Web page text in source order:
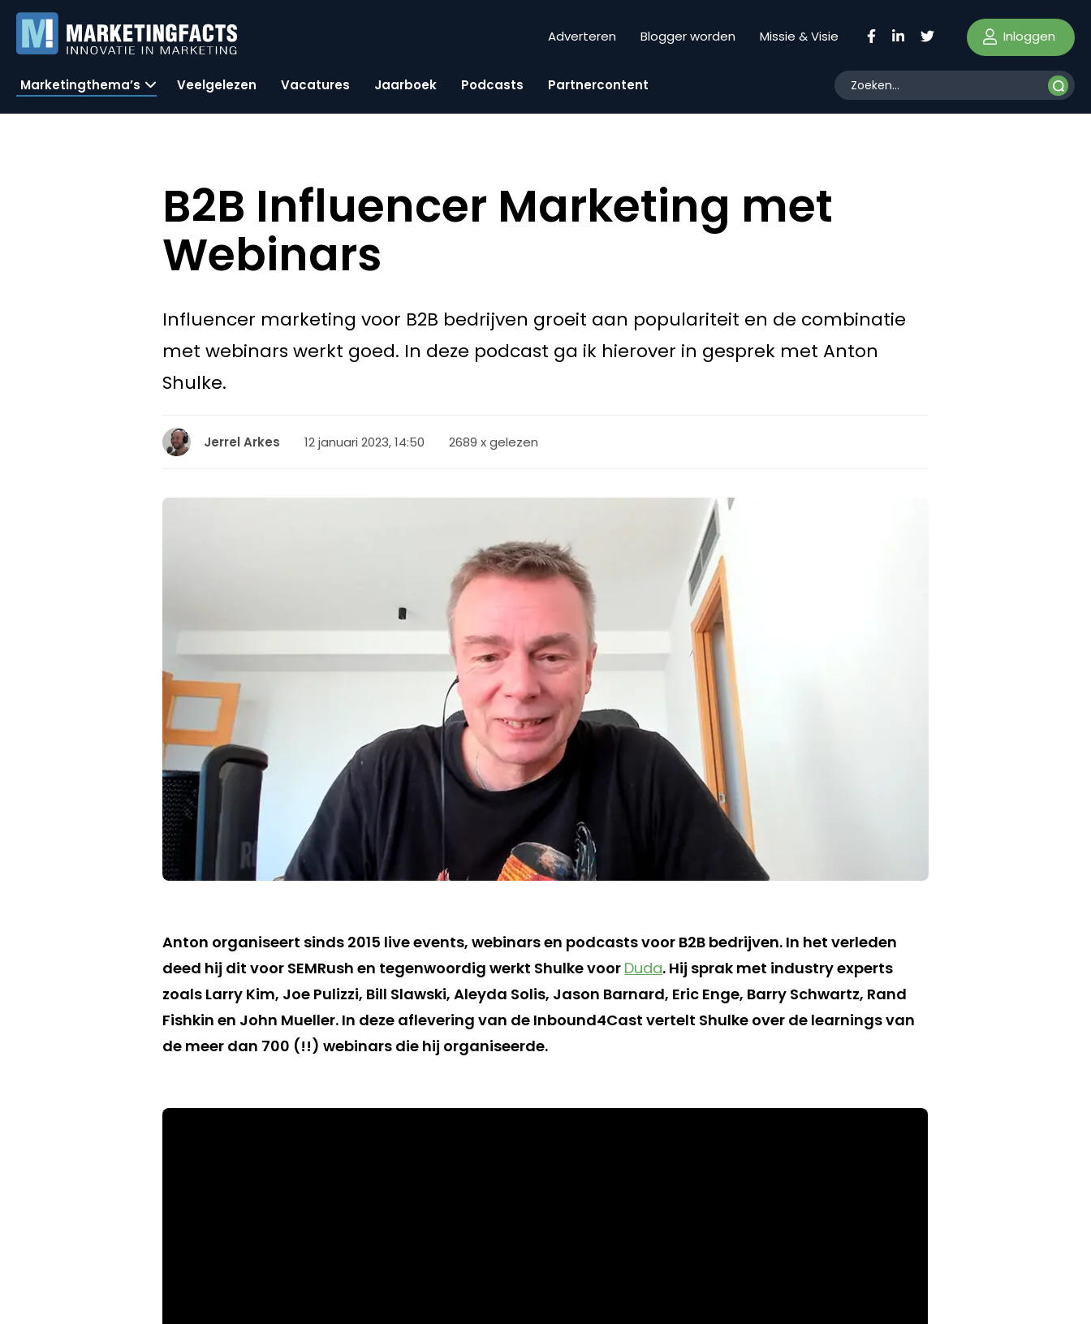
Adverteren Blogger worden Missie & Visie Inloggen
Marketingthema’s Veelgelezen Vacatures Jaarboek Podcasts Partnercontent
B2B Influencer Marketing met
Webinars
Influencer marketing voor B2B bedrijven groeit aan populariteit en de combinatie
met webinars werkt goed. In deze podcast ga ik hierover in gesprek met Anton
Shulke.
Jerrel Arkes 12 januari 2023, 14:50 2689 x gelezen
Anton organiseert sinds 2015 live events, webinars en podcasts voor B2B bedrijven. In het verleden
deed hij dit voor SEMRush en tegenwoordig werkt Shulke voor Duda. Hij sprak met industry experts
zoals Larry Kim, Joe Pulizzi, Bill Slawski, Aleyda Solis, Jason Barnard, Eric Enge, Barry Schwartz, Rand
Fishkin en John Mueller. In deze aflevering van de Inbound4Cast vertelt Shulke over de learnings van
de meer dan 700 (!!) webinars die hij organiseerde.